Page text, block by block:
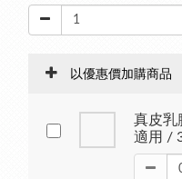
以優惠價加購商品
真皮乳
適用 /